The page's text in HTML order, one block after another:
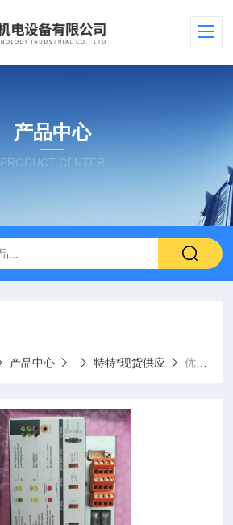
产品中心
PRODUCT CENTER
产品中心 特特*现货供应 优势供应PFAFF 备件 SHE-3.1-1-A-F-V-M1A-II-50-19-N-Tr3